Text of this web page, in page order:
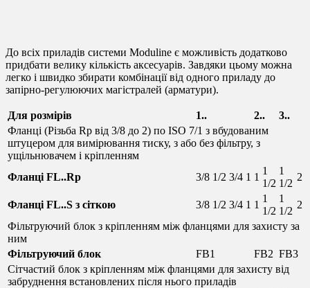
До всіх приладів системи Moduline є можливість додатково
придбати велику кількість аксесуарів. Завдяки цьому можна
легко і швидко збирати комбінації від одного приладу до
запірно-регулюючих магістралей (арматури).
Для розмірів 1.. 2..
3..
Фланці (Різьба Rp від 3/8 до 2) по ISO 7/1 з вбудованим
штуцером для вимірювання тиску, з або без фільтру, з
ущільнювачем і кріпленням
Фланці FL..Rp
3/8 1/2 3/4 1 1
1
1/2
1
1/2
2
Фланці FL..S з сіткою 3/8 1/2 3/4 1 1
1
1/2
1
1/2
2
Фільтруючий блок з кріпленням між фланцями для захисту за
ним
Фільтруючий блок
FB1 FB2 FB3
Сітчастий блок з кріпленням між фланцями для захисту від
забруднення встановлених після нього приладів